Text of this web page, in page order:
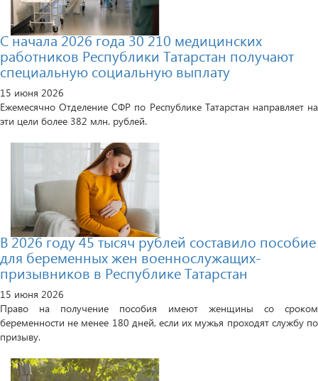
С начала 2026 года 30 210 медицинских
работников Республики Татарстан получают
специальную социальную выплату
15 июня 2026
Ежемесячно Отделение СФР по Республике Татарстан направляет на
эти цели более 382 млн. рублей.
В 2026 году 45 тысяч рублей составило пособие
для беременных жен военнослужащих-
призывников в Республике Татарстан
15 июня 2026
Право на получение пособия имеют женщины со сроком
беременности не менее 180 дней, если их мужья проходят службу по
призыву.